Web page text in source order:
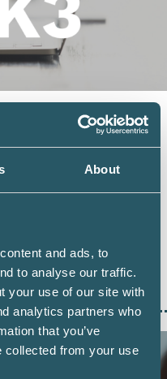
About
and ads, to
to analyse our traffic.
your use of our site with
analytics partners who
that you’ve
collected from your use
i K2?
stormsteg liksom
HELA ARTIKELN